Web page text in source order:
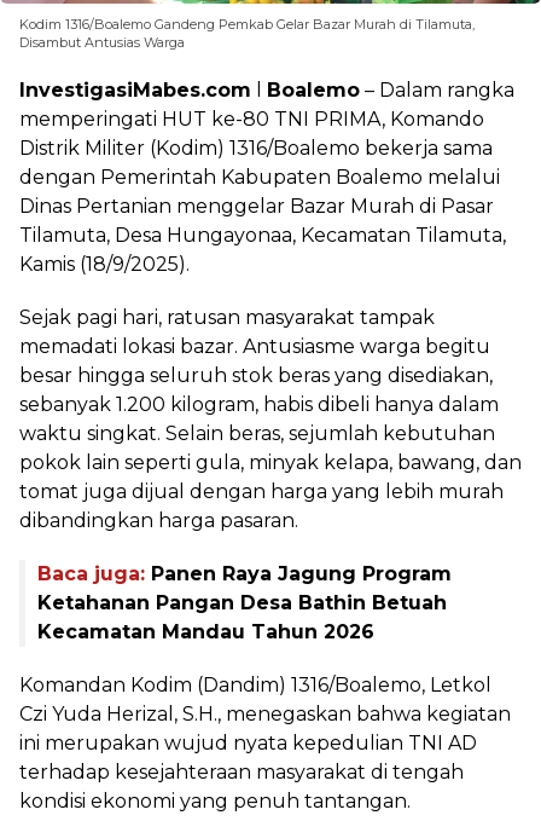
Kodim 1316/Boalemo Gandeng Pemkab Gelar Bazar Murah di Tilamuta,
Disambut Antusias Warga
InvestigasiMabes.com Boalemo – Dalam rangka
memperingati HUT ke-80 TNI PRIMA, Komando
Distrik Militer (Kodim) 1316/Boalemo bekerja sama
dengan Pemerintah Kabupaten Boalemo melalui
Dinas Pertanian menggelar Bazar Murah di Pasar
Tilamuta, Desa Hungayonaa, Kecamatan Tilamuta,
Kamis (18/9/2025).
Sejak pagi hari, ratusan masyarakat tampak
memadati lokasi bazar. Antusiasme warga begitu
besar hingga seluruh stok beras yang disediakan,
sebanyak 1.200 kilogram, habis dibeli hanya dalam
waktu singkat. Selain beras, sejumlah kebutuhan
pokok lain seperti gula, minyak kelapa, bawang, dan
tomat juga dijual dengan harga yang lebih murah
dibandingkan harga pasaran.
Baca juga: Panen Raya Jagung Program
Ketahanan Pangan Desa Bathin Betuah
Kecamatan Mandau Tahun 2026
Komandan Kodim (Dandim) 1316/Boalemo, Letkol
Czi Yuda Herizal, S.H., menegaskan bahwa kegiatan
ini merupakan wujud nyata kepedulian TNI AD
terhadap kesejahteraan masyarakat di tengah
kondisi ekonomi yang penuh tantangan.